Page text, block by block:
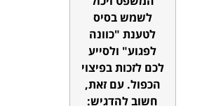
לשמש בסיס
לטענת "כוונה
לפגוע" ולסייע
לכם לזכות בפיצוי
הכפול. עם זאת,
חשוב להדגיש: